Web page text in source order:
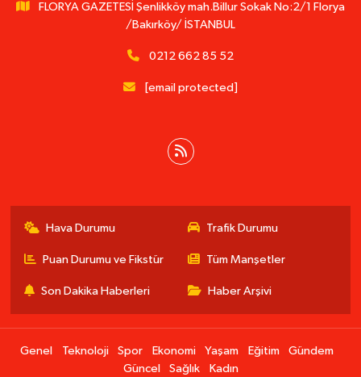
FLORYA GAZETESİ Şenlikköy mah.Billur Sokak No:2/1 Florya
/Bakırköy/ İSTANBUL
0212 662 85 52
[email protected]
Hava Durumu Trafik Durumu
Puan Durumu ve Fikstür Tüm Manşetler
Son Dakika Haberleri Haber Arşivi
Genel Teknoloji Spor Ekonomi Yaşam Eğitim
Gündem
Güncel
Sağlık Kadın